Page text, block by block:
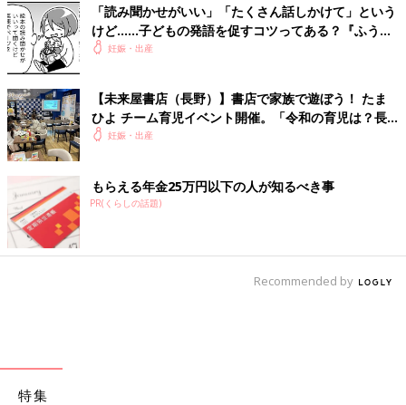
「読み聞かせがいい」「たくさん話しかけて」という
けど……子どもの発語を促すコツってある？『ふうふ
う子育て ＃64』
妊娠・出産
【未来屋書店（長野）】書店で家族で遊ぼう！ たま
ひよ チーム育児イベント開催。「令和の育児は？長
野県の場合は？」トークも。
妊娠・出産
もらえる年金25万円以下の人が知るべき事
PR(くらしの話題)
Recommended by
特集